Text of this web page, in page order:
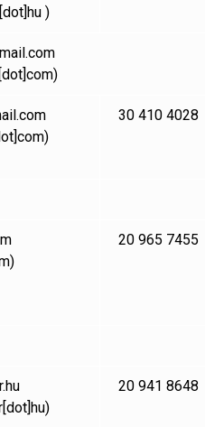
)
30 410 4028
20 965 7455
20 941 8648